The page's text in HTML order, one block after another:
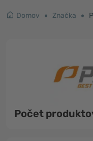
Domov Značka
Počet